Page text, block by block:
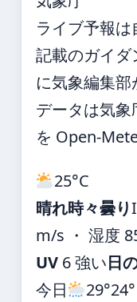
ライブ予報は
記載のガイダ
に気象編集部
データは気
を Open-
25°C
晴れ時々曇り
m/s ・ 湿度
UV 6 強い日
今日
29°24°